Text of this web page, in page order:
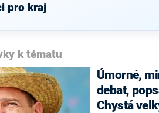
pro kraj
k tématu
Úmorné,
debat,
Chystá